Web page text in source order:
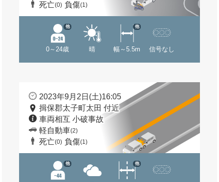
死亡(0) 負傷(1)
0～24歳
他
晴 幅～5.5m
他
信号なし
2023年9月2日(土)16:05
揖保郡太子町太田 付近
車両相互 小破事故
軽自動車(2)
死亡(0) 負傷(1)
他 他